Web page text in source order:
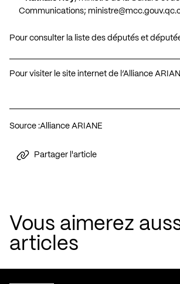
Communications;
Pour consulter la liste des députés et
Pour visiter le site internet de l’Alliance
Source :Alliance ARIANE
Partager l'article
Vous aimerez
articles